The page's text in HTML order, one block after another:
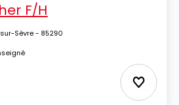
F/H
Sèvre - 85290
Ajouter